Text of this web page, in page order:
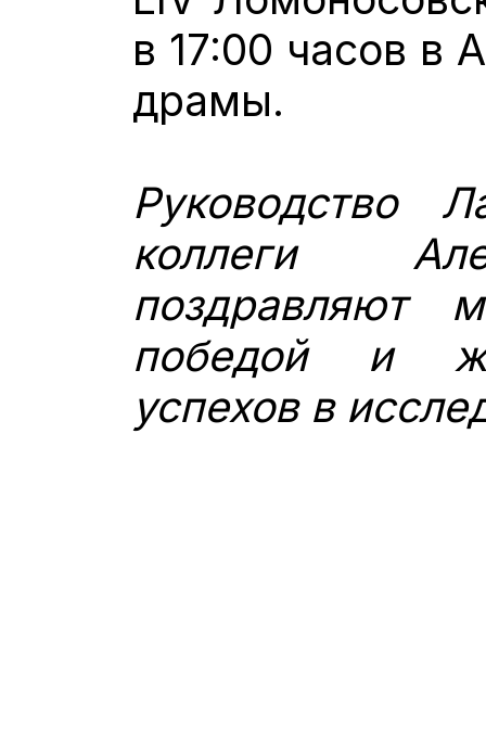
в 17:00 часов в
драмы.
Руководство
коллеги
поздравляют
победой и
успехов в